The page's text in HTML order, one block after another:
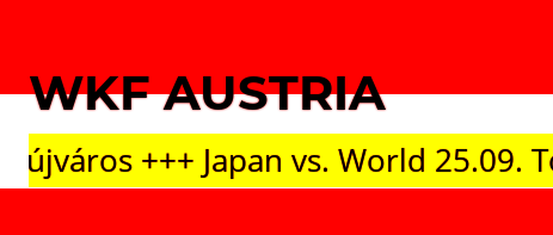
springen
WKF AUSTRIA
vs. World 25.09. Tokyo +++